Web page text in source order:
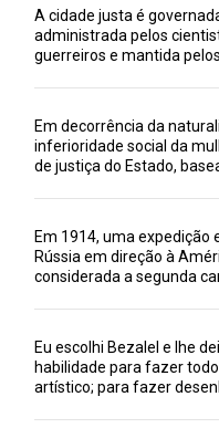
A cidade justa é
administrada pelos
guerreiros e mantida pelos
Em decorrência da
inferioridade social da
de justiça do Estado,
Em 1914, uma expedição
Rússia em direção à
considerada a segunda
Eu escolhi Bezalel e lhe
habilidade para fazer
artístico; para fazer